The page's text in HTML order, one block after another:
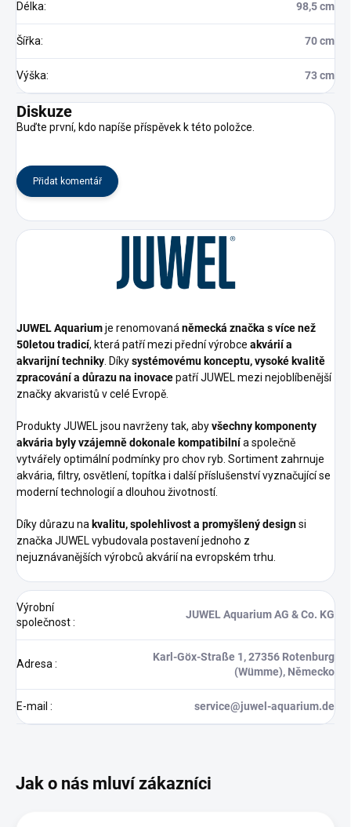
Délka: 98,5 cm
Šířka: 70 cm
Výška: 73 cm
Diskuze
Buďte první, kdo napíše příspěvek k této položce.
Přidat komentář
JUWEL Aquariumje renomovaná německá značka s více než
50letou tradicí, která patří mezi přední výrobce akvárií a
akvarijní techniky . Díkysystémovému konceptu, vysoké kvalitě
zpracování a důrazu na inovacepatří JUWEL mezi nejoblíbenější
značky akvaristů v celé Evropě.
Produkty JUWEL jsou navrženy tak, abyvšechny komponenty
akvária byly vzájemně dokonale kompatibilnía společně
vytvářely optimální podmínky pro chov ryb. Sortiment zahrnuje
akvária, filtry, osvětlení, topítka i další příslušenství vyznačující se
moderní technologií a dlouhou životností.
Díky důrazu na kvalitu, spolehlivost a promyšlený designsi
značka JUWEL vybudovala postavení jednoho z
nejuznávanějších výrobců akvárií na evropském trhu.
Výrobní
společnost:
JUWEL Aquarium AG & Co. KG
Adresa :
Karl-Göx-Straße 1, 27356 Rotenburg
(Wümme), Německo
E-mail : service@juwel-aquarium.de